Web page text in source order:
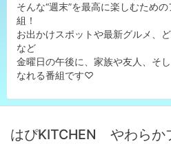
そんな“週末”を最高に楽しむため
組！
お出かけスポットや最新グルメ、
など
金曜日の午後に、家族や友人、そ
なれる番組です♡
はぴKITCHEN やわらか